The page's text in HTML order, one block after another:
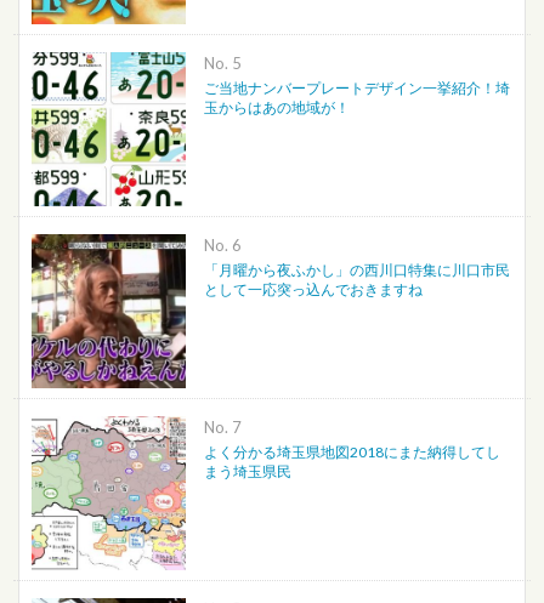
No.
ご当地ナンバープレートデザイン一挙紹介！埼
玉からはあの地域が！
No.
「月曜から夜ふかし」の西川口特集に川口市民
として一応突っ込んでおきますね
No.
よく分かる埼玉県地図2018にまた納得してし
まう埼玉県民